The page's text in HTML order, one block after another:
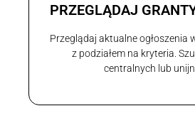
PRZEGLĄDAJ
Przeglądaj aktualne ogłoszenia
z podziałem na kryteria.
centralnych lub